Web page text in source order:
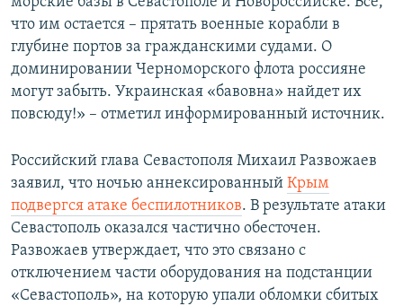
что им остается – прятать военные корабли в
глубине портов за гражданскими судами. О
доминировании Черноморского флота россияне
могут забыть. Украинская «бавовна» найдет их
повсюду!» – отметил информированный источник.
Российский глава Севастополя Михаил Развожаев
заявил, что ночью аннексированный Крым
подвергся атаке беспилотников. В результате атаки
Севастополь оказался частично обесточен.
Развожаев утверждает, что это связано с
отключением части оборудования на подстанции
«Севастополь», на которую упали обломки сбитых